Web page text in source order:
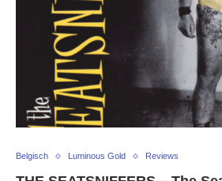
Belgisch Luminous Gold Reviews